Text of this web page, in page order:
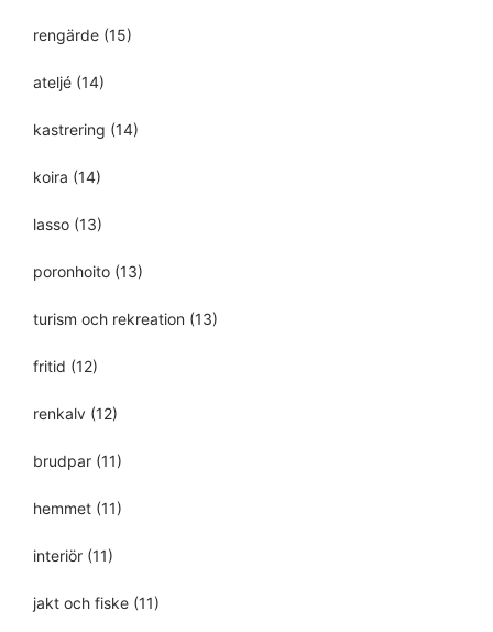
rengärde (15)
ateljé (14)
kastrering (14)
koira (14)
lasso (13)
poronhoito (13)
turism och rekreation (13)
fritid (12)
renkalv (12)
brudpar (11)
hemmet (11)
interiör (11)
jakt och fiske (11)